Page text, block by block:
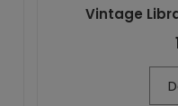
Vintage